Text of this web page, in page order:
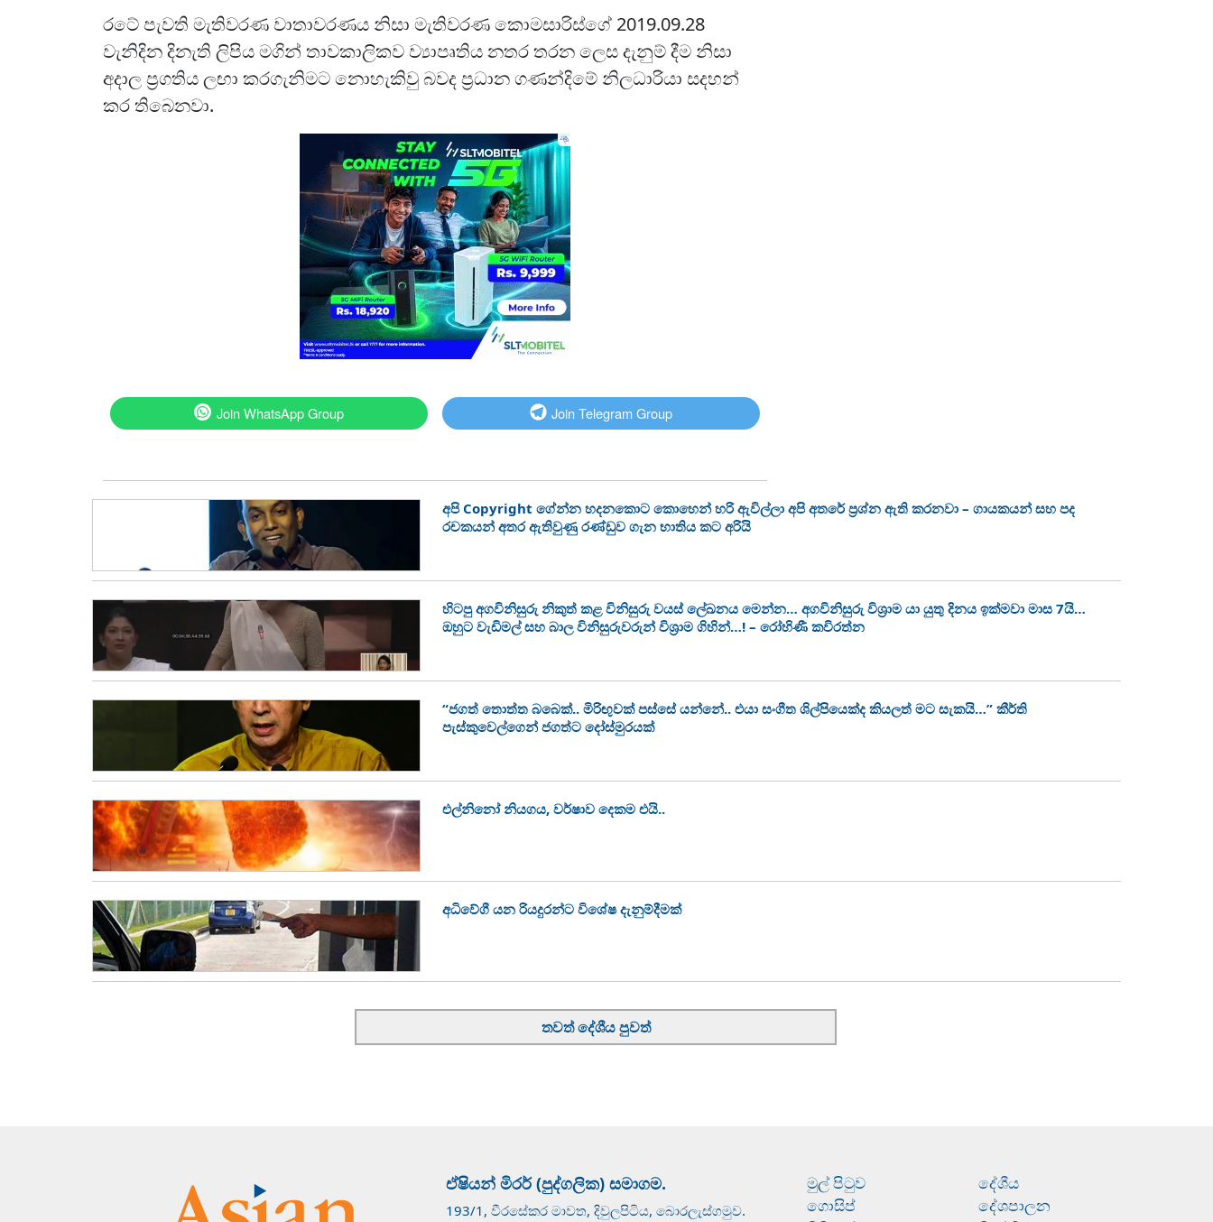
රටේ පැවති මැතිවරණ වාතාවරණය නිසා මැතිවරණ කොමසාරිස්ගේ 2019.09.28
වැනිදින දිනැති ලිපිය මගින් තාවකාලිකව ව්‍යාපෘතිය නතර තරන ලෙස දැනුම් දීම නිසා
අදාල ප්‍රගතිය ලඟා කරගැනිමට නොහැකිවු බවද ප්‍රධාන ගණන්දිමේ නිලධාරියා සදහන්
කර තිබෙනවා.
Join WhatsApp Group Join Telegram Group
අපි Copyright ගේන්න හදනකොට කොහෙන් හරි ඇවිල්ලා අපි අතරේ ප්‍රශ්න ඇති කරනවා – ගායකයන් සහ පද
රචකයන් අතර ඇතිවුණු රණ්ඩුව ගැන භාතිය කට අරියි
හිටපු අගවිනිසුරු නිකුත් කළ විනිසුරු වයස් ලේඛනය මෙන්න… අගවිනිසුරු විශ්‍රාම යා යුතු දිනය ඉක්මවා මාස 7යි…
ඔහුට වැඩිමල් සහ බාල විනිසුරුවරුන් විශ්‍රාම ගිහින්…! – රෝහිණී කවිරත්න
“ජගත් තොත්ත බබෙක්.. මිරිඟුවක් පස්සේ යන්නේ.. එයා සංගීත ශිල්පියෙක්ද කියලත් මට සැකයි…” කීර්ති
පැස්කුවෙල්ගෙන් ජගත්ට දෝස්මුරයක්
එල්නිනෝ නියගය, වර්ෂාව දෙකම එයි..
අධිවේගී යන රියදුරන්ට විශේෂ දැනුම්දීමක්
තවත් දේශීය පුවත්
ඒෂියන් මිරර් (පුද්ගලික) සමාගම.
193/1, වීරසේකර මාවත, දිවුලපිටිය, බොරලැස්ගමුව.
මුල් පිටුව
ගොසිප්
දේශීය
දේශපාලන